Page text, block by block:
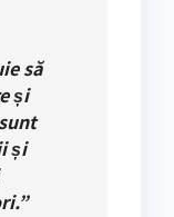
să
și
și